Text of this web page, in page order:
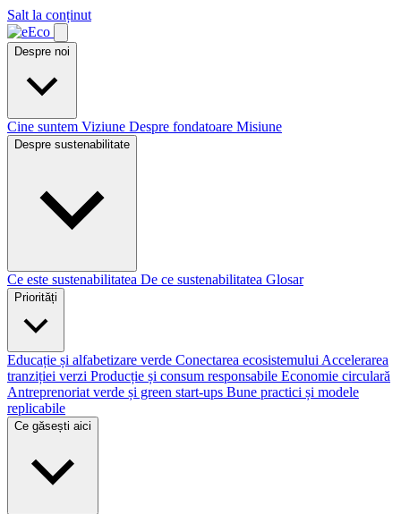
Salt la conținut
Despre noi
Cine suntem Viziune Despre fondatoare Misiune
Despre sustenabilitate
Ce este sustenabilitatea De ce sustenabilitatea Glosar
Priorități
Educație și alfabetizare verde Conectarea ecosistemului Accelerarea
tranziției verzi Producție și consum responsabile Economie circulară
Antreprenoriat verde și green start-ups Bune practici și modele
replicabile
Ce găsești aici